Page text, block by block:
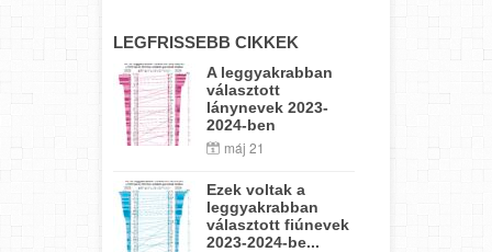
LEGFRISSEBB CIKKEK
A leggyakrabban
választott
lánynevek 2023-
2024-ben
máj 21
Ezek voltak a
leggyakrabban
választott fiúnevek
2023-2024-be...